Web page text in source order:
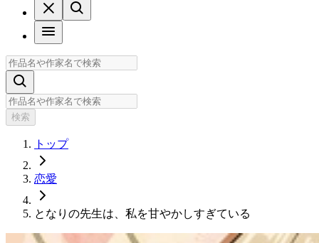
検索
トップ
恋愛
となりの先生は、私を甘やかしすぎている